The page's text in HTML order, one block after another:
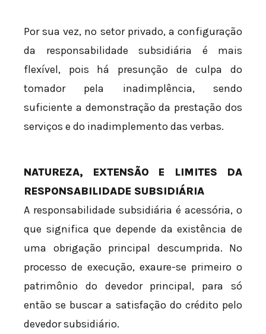
Por sua vez, no setor privado, a configuração
da responsabilidade subsidiária é mais
flexível, pois há presunção de culpa do
tomador pela inadimplência, sendo
suficiente a demonstração da prestação dos
serviços e do inadimplemento das verbas.
NATUREZA, EXTENSÃO E LIMITES DA
RESPONSABILIDADE SUBSIDIÁRIA
A responsabilidade subsidiária é acessória, o
que significa que depende da existência de
uma obrigação principal descumprida. No
processo de execução, exaure-se primeiro o
patrimônio do devedor principal, para só
então se buscar a satisfação do crédito pelo
devedor subsidiário.